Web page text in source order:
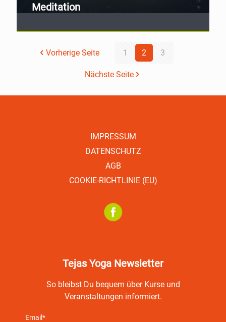
Meditation
Vorherige Seite 1 2 3
Nächste Seite
IMPRESSUM
DATENSCHUTZ
AGB
COOKIE-RICHTLINIE (EU)
Tejas Yoga Newsletter
So bleibst Du bequem über Kurse und
Veranstaltungen informiert.
Email*